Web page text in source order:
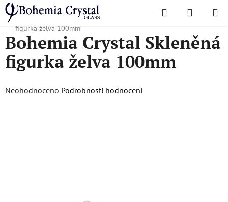
Přejít
na
obsah
Hledat
KOŠÍK
Domů
/ Doplňky Křišťálové figurky
Bohemia Crystal Skleněná
figurka želva 100mm
Bohemia Crystal Skleněná
figurka želva 100mm
Průměrné
Neohodnoceno Podrobnosti hodnocení